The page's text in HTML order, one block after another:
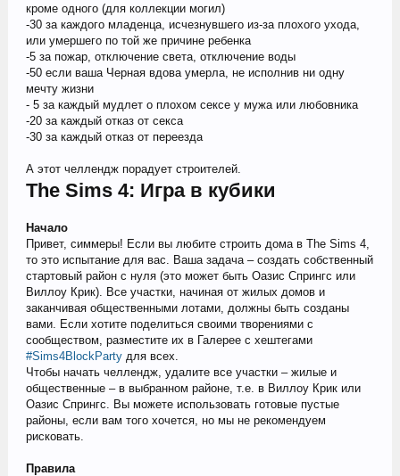
кроме одного (для коллекции могил)
-30 за каждого младенца, исчезнувшего из-за плохого ухода,
или умершего по той же причине ребенка
-5 за пожар, отключение света, отключение воды
-50 если ваша Черная вдова умерла, не исполнив ни одну
мечту жизни
- 5 за каждый мудлет о плохом сексе у мужа или любовника
-20 за каждый отказ от секса
-30 за каждый отказ от переезда
А этот челлендж порадует строителей.
The Sims 4: Игра в кубики
Начало
Привет, симмеры! Если вы любите строить дома в The Sims 4,
то это испытание для вас. Ваша задача – создать собственный
стартовый район с нуля (это может быть Оазис Спрингс или
Виллоу Крик). Все участки, начиная от жилых домов и
заканчивая общественными лотами, должны быть созданы
вами. Если хотите поделиться своими творениями с
сообществом, разместите их в Галерее с хештегами
#Sims4BlockPartyдля всех.
Чтобы начать челлендж, удалите все участки – жилые и
общественные – в выбранном районе, т.е. в Виллоу Крик или
Оазис Спрингс. Вы можете использовать готовые пустые
районы, если вам того хочется, но мы не рекомендуем
рисковать.
Правила